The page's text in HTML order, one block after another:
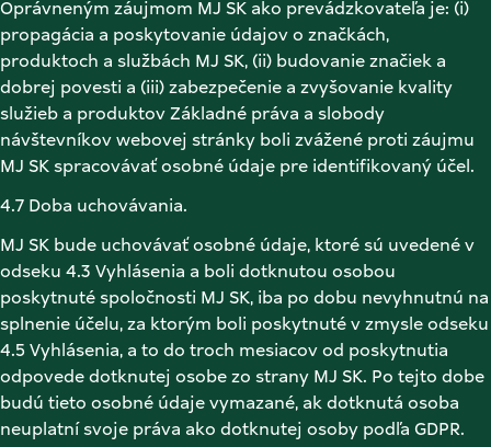
Oprávneným záujmom MJ SK ako prevádzkovateľa je: (i)
propagácia a poskytovanie údajov o značkách,
produktoch a službách MJ SK, (ii) budovanie značiek a
dobrej povesti a (iii) zabezpečenie a zvyšovanie kvality
služieb a produktov Základné práva a slobody
návštevníkov webovej stránky boli zvážené proti záujmu
MJ SK spracovávať osobné údaje pre identifikovaný účel.
4.7 Doba uchovávania.
MJ SK bude uchovávať osobné údaje, ktoré sú uvedené v
odseku 4.3 Vyhlásenia a boli dotknutou osobou
poskytnuté spoločnosti MJ SK, iba po dobu nevyhnutnú na
splnenie účelu, za ktorým boli poskytnuté v zmysle odseku
4.5 Vyhlásenia, a to do troch mesiacov od poskytnutia
odpovede dotknutej osobe zo strany MJ SK. Po tejto dobe
budú tieto osobné údaje vymazané, ak dotknutá osoba
neuplatní svoje práva ako dotknutej osoby podľa GDPR.